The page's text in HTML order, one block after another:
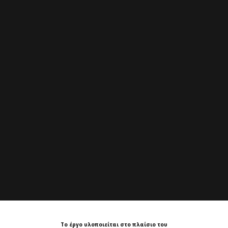
Το έργο υλοποιείται στο πλαίσιο του